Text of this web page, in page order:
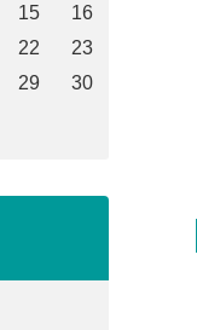
15
16
22
23
29
30